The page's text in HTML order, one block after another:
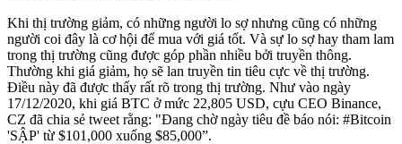
Khi thị trường giảm, có những người lo sợ nhưng cũng có những
người coi đây là cơ hội để mua với giá tốt. Và sự lo sợ hay tham lam
trong thị trường cũng được góp phần nhiều bởi truyền thông.
Thường khi giá giảm, họ sẽ lan truyền tin tiêu cực về thị trường.
Điều này đã được thấy rất rõ trong thị trường. Như vào ngày
17/12/2020, khi giá BTC ở mức 22,805 USD, cựu CEO Binance,
CZ đã chia sẻ tweet rằng: "Đang chờ ngày tiêu đề báo nói: #Bitcoin
'SẬP' từ $101,000 xuống $85,000”.